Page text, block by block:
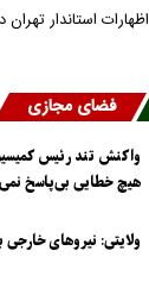
اظهارات استاندار
فضای مجازی
واکنش تند رئیس
هیچ خطایی بی‌پاسخ
ولایتی: نیرو‌های خارجی